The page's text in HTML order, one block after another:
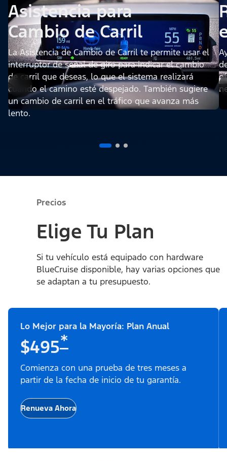
Asistencia para
Cambio de Carril
La Asistencia de Cambio de Carril te permite usar el
interruptor de señal de giro para indicar el cambio
de carril que deseas, lo que el sistema realizará
cuando el camino esté despejado. También sugiere
un cambio de carril en el tráfico que avanza más
lento.
Precios
Elige Tu Plan
Si tu vehículo está equipado con hardware
BlueCruise disponible, hay varias opciones que
se adaptan a tu presupuesto.
Lo Mejor para la Mayoría: Plan Anual
$495*
Comienza con una prueba de tres meses a
partir de la fecha de inicio de tu garantía.
Renueva Ahora